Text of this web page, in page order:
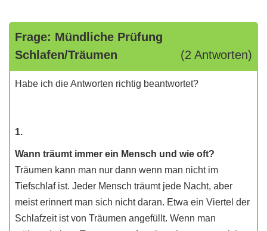
Frage: Mündliche Prüfung
Schlafen/Träumen
(2 Antworten)
Habe ich die Antworten richtig beantwortet?
1.
Wann träumt immer ein Mensch und wie oft?
Träumen kann man nur dann wenn man nicht im
Tiefschlaf ist. Jeder Mensch träumt jede Nacht, aber
meist erinnert man sich nicht daran. Etwa ein Viertel der
Schlafzeit ist von Träumen angefüllt. Wenn man